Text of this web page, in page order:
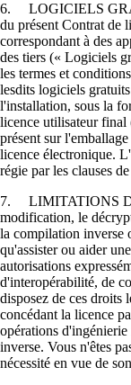
6. LOGICIELS
du présent Contrat de
correspondant à des
des tiers (« Logiciels
les termes et
lesdits logiciels
l'installation, sous la
licence utilisateur
présent sur
licence électronique.
régie par les clauses
7. LIMITATIONS
modification, le
la compilation inverse
qu'assister ou aider
autorisations
d'interopérabilité, de
disposez de ces droits
concédant la licence
opérations
inverse. Vous n'êtes
nécessité en vue de